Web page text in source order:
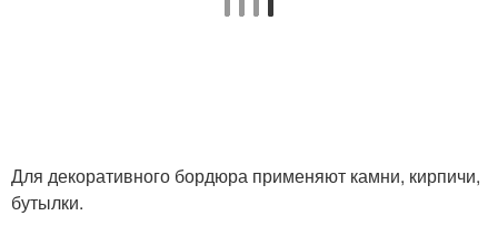
Для декоративного бордюра применяют камни, кирпичи,
бутылки.